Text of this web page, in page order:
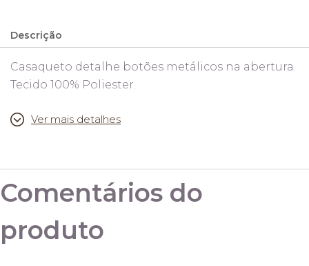
Descrição
Casaqueto detalhe botões metálicos na abertura.
Tecido 100% Poliester.
Medidas:
M 40 (busto 96cm, comprimento 48cm)
G 42/44(busto 100cm, comprimento 49cm)
Ver mais detalhes
Comentários do
produto